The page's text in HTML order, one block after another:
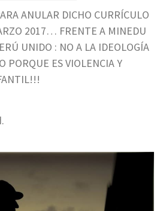
ANULAR DICHO CURRÍCULO
2017… FRENTE A MINEDU
UNIDO : NO A LA IDEOLOGÍA
PORQUE ES VIOLENCIA Y